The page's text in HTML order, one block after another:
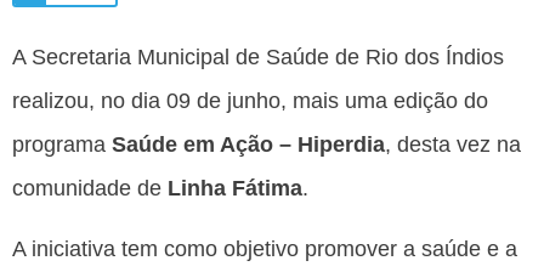
A Secretaria Municipal de Saúde de Rio dos Índios
realizou, no dia 09 de junho, mais uma edição do
programa Saúde em Ação – Hiperdia, desta vez na
comunidade de Linha Fátima.
A iniciativa tem como objetivo promover a saúde e a